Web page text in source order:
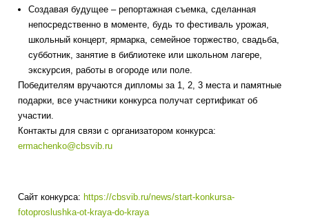
Создавая будущее – репортажная съемка, сделанная
непосредственно в моменте, будь то фестиваль урожая,
школьный концерт, ярмарка, семейное торжество, свадьба,
субботник, занятие в библиотеке или школьном лагере,
экскурсия, работы в огороде или поле.
Победителям вручаются дипломы за 1, 2, 3 места и памятные
подарки, все участники конкурса получат сертификат об
участии.
Контакты для связи с организатором конкурса:
ermachenko@cbsvib.ru
Сайт конкурса: https://cbsvib.ru/news/start-konkursa-
fotoproslushka-ot-kraya-do-kraya